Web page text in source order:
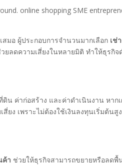
online shopping SME
มอ ผู้ประกอบการจำนวนมากเลือก เช่
ลดความเสี่ยงในหลายมิติ ทำให้ธุรกิจ
น ค่าก่อสร้าง และค่าดำเนินงาน หาก
สี่ยง เพราะไม่ต้องใช้เงินลงทุนเริ่มต้น
ค้า ช่วยให้ธุรกิจสามารถขยายหรือลดพื้